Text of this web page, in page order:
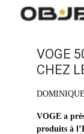
VOGE
CHEZ
VOGE a
produits à